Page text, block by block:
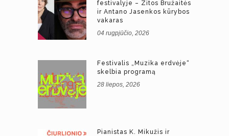
festivalyje – Zitos Bružaitės
ir Antano Jasenkos kūrybos
vakaras
04 rugpjūčio, 2026
Festivalis „Muzika erdvėje“
skelbia programą
28 liepos, 2026
Pianistas K. Mikužis ir